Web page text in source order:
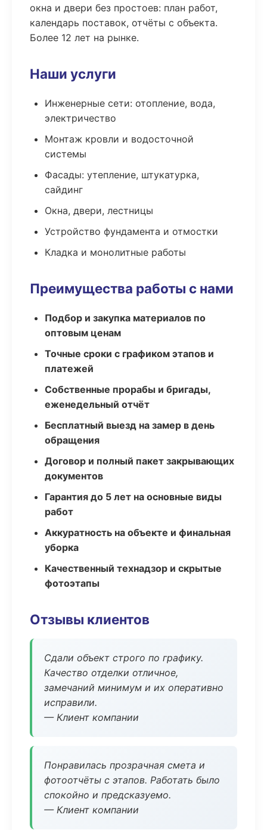
окна и двери без простоев: план работ,
календарь поставок, отчёты с объекта.
Более 12 лет на рынке.
Наши услуги
Инженерные сети: отопление, вода,
электричество
Монтаж кровли и водосточной
системы
Фасады: утепление, штукатурка,
сайдинг
Окна, двери, лестницы
Устройство фундамента и отмостки
Кладка и монолитные работы
Преимущества работы с нами
Подбор и закупка материалов по
оптовым ценам
Точные сроки с графиком этапов и
платежей
Собственные прорабы и бригады,
еженедельный отчёт
Бесплатный выезд на замер в день
обращения
Договор и полный пакет закрывающих
документов
Гарантия до 5 лет на основные виды
работ
Аккуратность на объекте и финальная
уборка
Качественный технадзор и скрытые
фотоэтапы
Отзывы клиентов
Сдали объект строго по графику.
Качество отделки отличное,
замечаний минимум и их оперативно
исправили.
— Клиент компании
Понравилась прозрачная смета и
фотоотчёты с этапов. Работать было
спокойно и предсказуемо.
— Клиент компании